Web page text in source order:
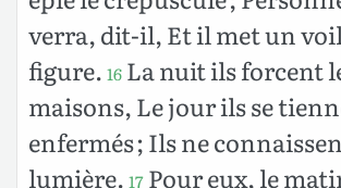
verra, dit-il, Et il met un
figure. 16 La nuit ils forcent
maisons, Le jour ils se
enfermés ; Ils ne
lumière. 17 Pour eux, le